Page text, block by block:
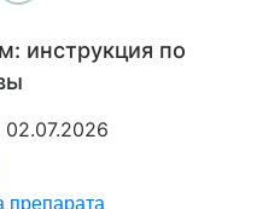
: инструкция по
02.07.2026
препарата